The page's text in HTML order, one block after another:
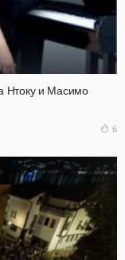
Нтоку и Масимо
6